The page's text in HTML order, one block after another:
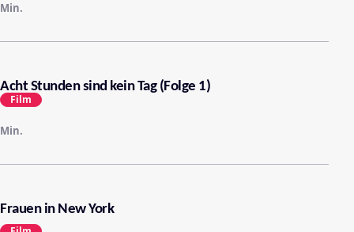
Min.
Acht Stunden sind kein Tag (Folge 1)
Min.
Film
Frauen in New York